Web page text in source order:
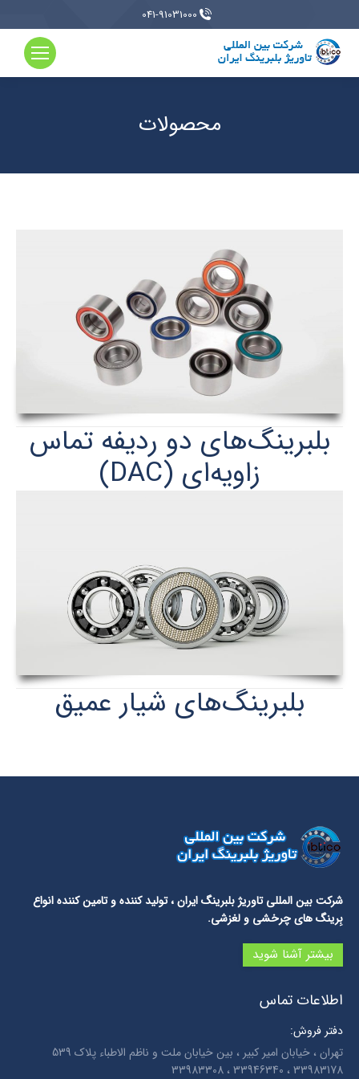
041-91031000
محصولات
بلبرينگ‌های دو رديفه تماس
زاويه‌ای (DAC)
بلبرینگ‌های شیار عمیق
شرکت بین المللی تاوریژ بلبرینگ ایران، تولید کننده و تامین کننده انواع
بِرینگ های چرخشی و لغزشی.
بیشتر آشنا شوید
اطلاعات تماس
دفتر فروش:
تهران ، خیابان امیر کبیر ، بین خیابان ملت و ناظم الاطباء پلاک 539
33983178 ، 33946340 ، 33983308